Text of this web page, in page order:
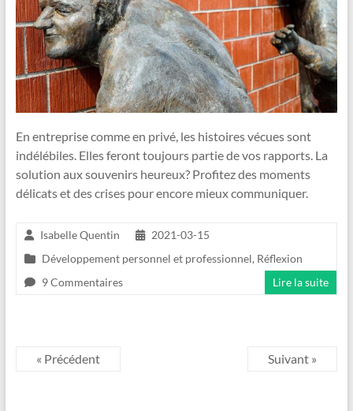
En entreprise comme en privé, les histoires vécues sont
indélébiles. Elles feront toujours partie de vos rapports. La
solution aux souvenirs heureux? Profitez des moments
délicats et des crises pour encore mieux communiquer.
Isabelle Quentin
2021-03-15
Développement personnel et professionnel, Réflexion
9 Commentaires
Lire la suite
« Précédent Suivant »